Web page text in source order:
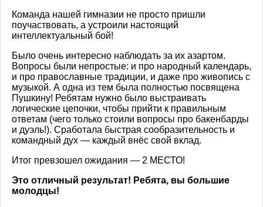
Команда нашей гимназии не просто пришли
поучаствовать, а устроили настоящий
интеллектуальный бой!
Было очень интересно наблюдать за их азартом.
Вопросы были непростые: и про народный календарь,
и про православные традиции, и даже про живопись с
музыкой. А одна из тем была полностью посвящена
Пушкину! Ребятам нужно было выстраивать
логические цепочки, чтобы прийти к правильным
ответам (чего только стоили вопросы про бакенбарды
и дуэль!). Сработала быстрая сообразительность и
командный дух — каждый внёс свой вклад.
Итог превзошел ожидания — 2 МЕСТО!
Это отличный результат! Ребята, вы большие
молодцы!